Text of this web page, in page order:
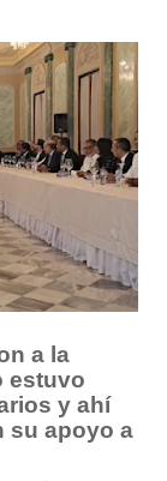
a la
estuvo
y ahí
su apoyo a